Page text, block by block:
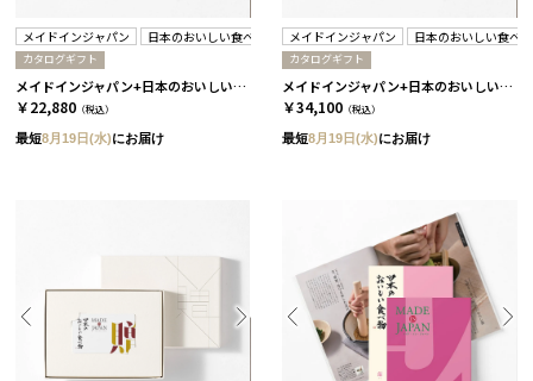
メイドインジャパン 日本のおいしい食べ物
カタログギフト
メイドインジャパン+日本のおいしい食べ物 / C MJ29＋唐金
￥22,880 （税込）
最短8月19日(水)にお届け
メイドインジャパン 日本のおいしい食べ物
カタログギフト
メイドインジャパン+日本のおいしい食べ物 / C MJ21＋柳
￥34,100 （税込）
最短8月19日(水)にお届け